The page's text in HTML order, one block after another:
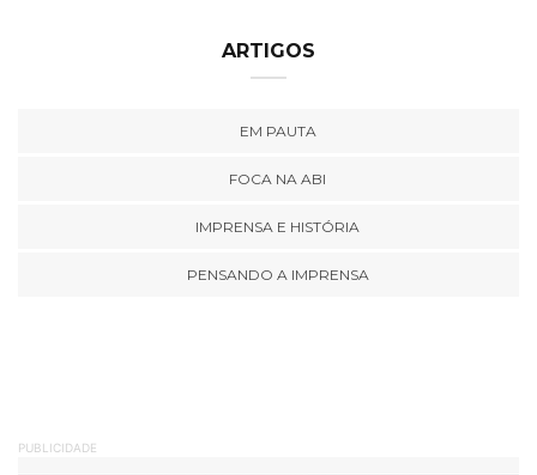
ARTIGOS
EM PAUTA
FOCA NA ABI
IMPRENSA E HISTÓRIA
PENSANDO A IMPRENSA
PUBLICIDADE